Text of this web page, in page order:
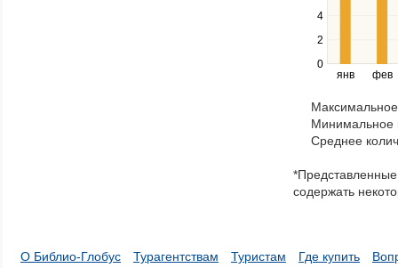
янв фев
0
2
4
the
and
right
navigate
through
items
a
series.
Минимальное
Среднее
содержать
О Библио-Глобус Турагентствам Туристам Где купить